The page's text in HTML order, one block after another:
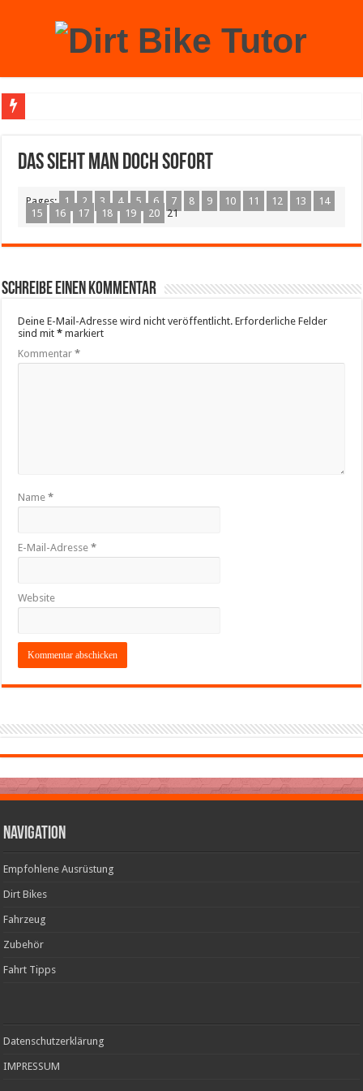
Das sieht man doch sofort
Pages: 1 2 3 4 5 6 7 8 9 10 11 12 13
14
15
16 17 18 19 20 21
Schreibe einen Kommentar
Deine E-Mail-Adresse wird nicht veröffentlicht. Erforderliche Felder
sind mit* markiert
Kommentar*
Name*
E-Mail-Adresse*
Website
Navigation
Empfohlene Ausrüstung
Dirt Bikes
Fahrzeug
Zubehör
Fahrt Tipps
Datenschutzerklärung
IMPRESSUM